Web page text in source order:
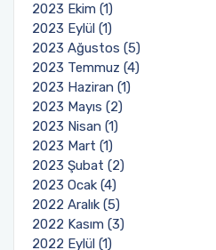
2023 Ekim (1)
2023 Eylül (1)
2023 Ağustos (5)
2023 Temmuz (4)
2023 Haziran (1)
2023 Mayıs (2)
2023 Nisan (1)
2023 Mart (1)
2023 Şubat (2)
2023 Ocak (4)
2022 Aralık (5)
2022 Kasım (3)
2022 Eylül (1)